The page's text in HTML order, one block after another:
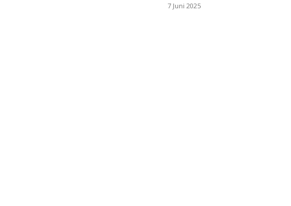
7 Juni 2025